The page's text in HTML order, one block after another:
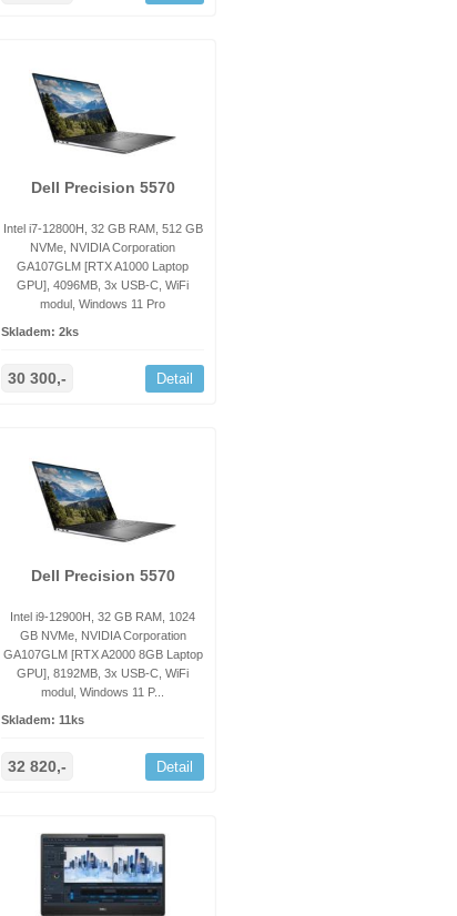
Dell Precision 5570
Intel i7-12800H, 32 GB RAM, 512 GB
NVMe, NVIDIA Corporation
GA107GLM [RTX A1000 Laptop
GPU], 4096MB, 3x USB-C, WiFi
modul, Windows 11 Pro
Skladem: 2ks
30 300,- Detail
Dell Precision 5570
Intel i9-12900H, 32 GB RAM, 1024
GB NVMe, NVIDIA Corporation
GA107GLM [RTX A2000 8GB Laptop
GPU], 8192MB, 3x USB-C, WiFi
modul, Windows 11 P...
Skladem: 11ks
32 820,- Detail